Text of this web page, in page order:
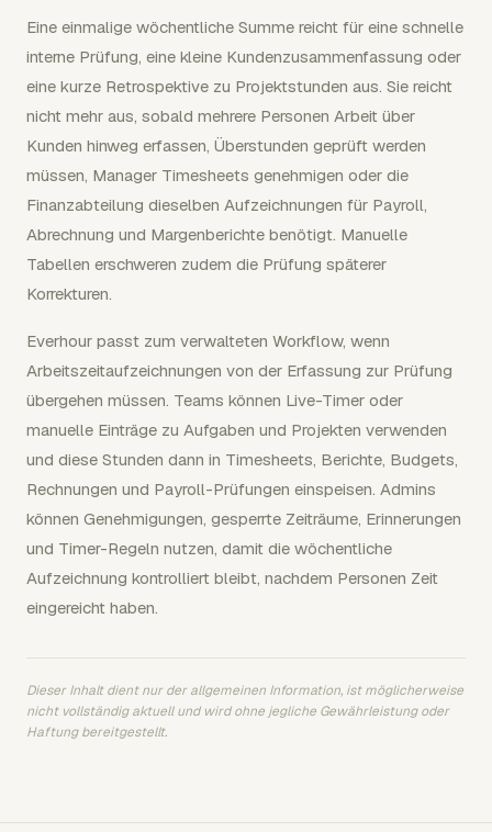
Eine einmalige wöchentliche Summe reicht für eine schnelle
interne Prüfung, eine kleine Kundenzusammenfassung oder
eine kurze Retrospektive zu Projektstunden aus. Sie reicht
nicht mehr aus, sobald mehrere Personen Arbeit über
Kunden hinweg erfassen, Überstunden geprüft werden
müssen, Manager Timesheets genehmigen oder die
Finanzabteilung dieselben Aufzeichnungen für Payroll,
Abrechnung und Margenberichte benötigt. Manuelle
Tabellen erschweren zudem die Prüfung späterer
Korrekturen.
Everhour passt zum verwalteten Workflow, wenn
Arbeitszeitaufzeichnungen von der Erfassung zur Prüfung
übergehen müssen. Teams können Live-Timer oder
manuelle Einträge zu Aufgaben und Projekten verwenden
und diese Stunden dann in Timesheets, Berichte, Budgets,
Rechnungen und Payroll-Prüfungen einspeisen. Admins
können Genehmigungen, gesperrte Zeiträume, Erinnerungen
und Timer-Regeln nutzen, damit die wöchentliche
Aufzeichnung kontrolliert bleibt, nachdem Personen Zeit
eingereicht haben.
Dieser Inhalt dient nur der allgemeinen Information, ist möglicherweise
nicht vollständig aktuell und wird ohne jegliche Gewährleistung oder
Haftung bereitgestellt.